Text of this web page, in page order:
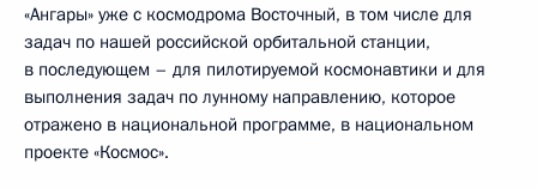
«Ангары» уже с космодрома Восточный, в том числе для
задач по нашей российской орбитальной станции,
в последующем – для пилотируемой космонавтики и для
выполнения задач по лунному направлению, которое
отражено в национальной программе, в национальном
проекте «Космос».